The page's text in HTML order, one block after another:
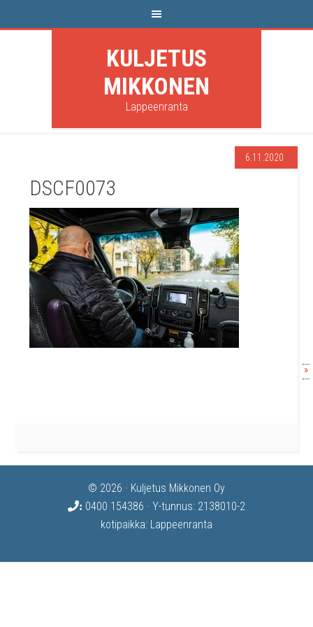
KULJETUS
MIKKONEN
Lappeenranta
6.11.2020
DSCF0073
© 2026 · Kuljetus Mikkonen Oy
: 0400 154386 · Y-tunnus: 2138010-2
kotipaikka: Lappeenranta
»